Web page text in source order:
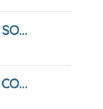
ANTIDOL 500 MG SOLUCIÓN ORAL
ANTIDOL 650 MG COMPRIMIDOS